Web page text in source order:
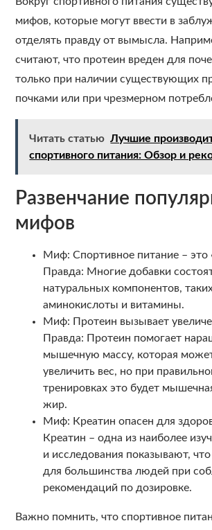
мифов, которые могут ввести в
отделять правду от вымысла.
считают, что протеин вреден для
только при наличии существующих
почками или при чрезмерном
Читать статью Лучшие
спортивного питания: Обзор и
Развенчание
мифов
Миф: Спортивное питание – это
Правда: Многие добавки
натуральных компонентов,
аминокислоты и витамины.
Миф: Протеин вызывает
Правда: Протеин помогает
мышечную массу, которая
увеличить вес, но при
тренировках это будет
жир.
Миф: Креатин опасен для
Креатин – одна из наиболее
и исследования показывают,
для большинства людей при
рекомендаций по дозировке.
Важно помнить, что спортивное